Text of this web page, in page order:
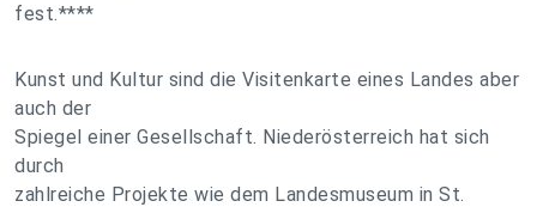
fest.****
Kunst und Kultur sind die Visitenkarte eines Landes aber
auch der
Spiegel einer Gesellschaft. Niederösterreich hat sich
durch
zahlreiche Projekte wie dem Landesmuseum in St.